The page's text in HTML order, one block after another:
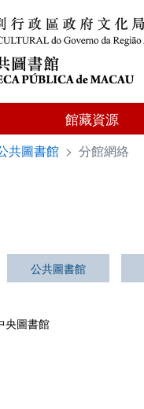
館藏資源
共圖書館 > 分館網絡
公共圖書館
央圖書館